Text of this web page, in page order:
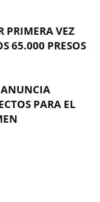
PRIMERA VEZ
65.000 PRESOS
ANUNCIA
PARA EL